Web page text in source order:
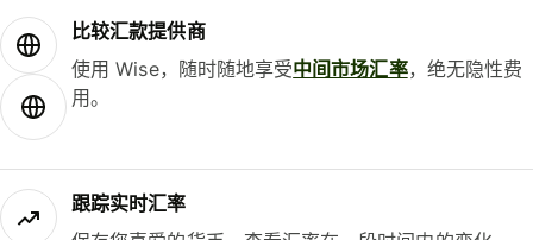
比较汇款提供商
使用 Wise，随时随地享受中间市场汇率，绝无隐性费
用。
跟踪实时汇率